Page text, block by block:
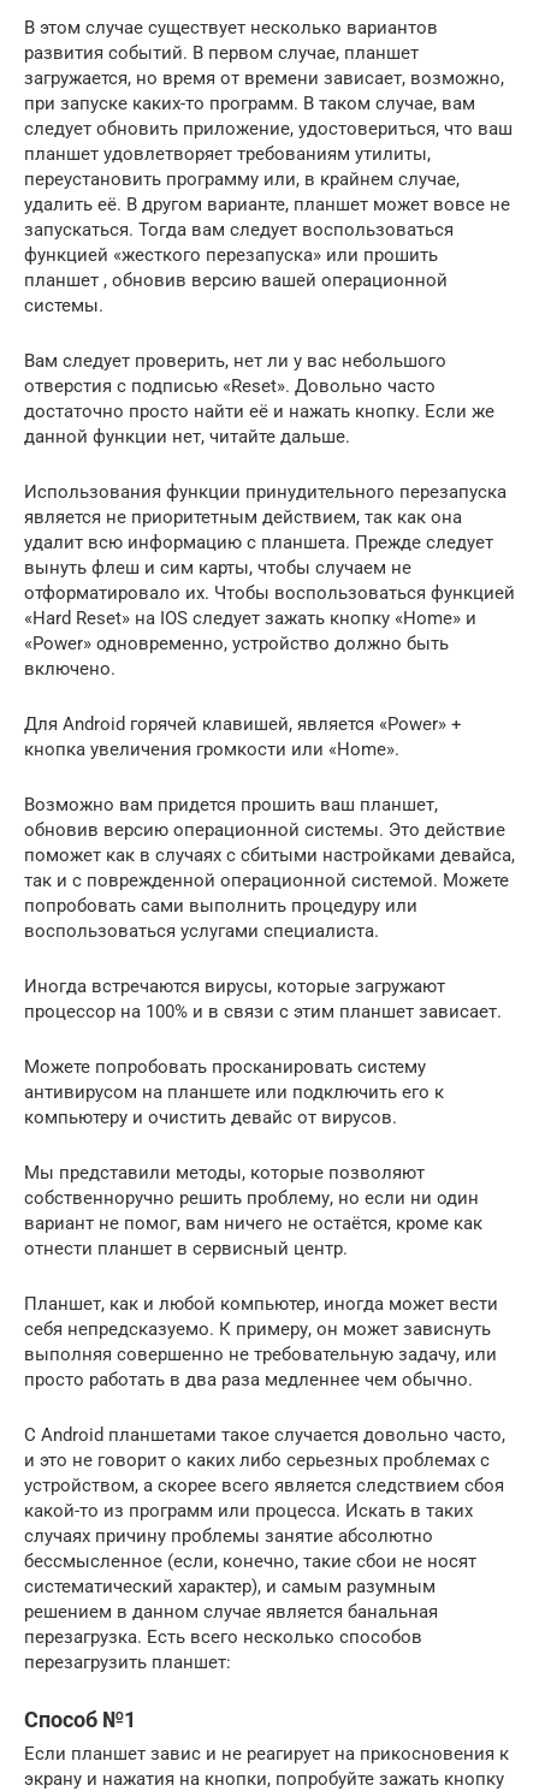
В этом случае существует несколько вариантов
развития событий. В первом случае, планшет
загружается, но время от времени зависает, возможно,
при запуске каких-то программ. В таком случае, вам
следует обновить приложение, удостовериться, что ваш
планшет удовлетворяет требованиям утилиты,
переустановить программу или, в крайнем случае,
удалить её. В другом варианте, планшет может вовсе не
запускаться. Тогда вам следует воспользоваться
функцией «жесткого перезапуска» или прошить
планшет , обновив версию вашей операционной
системы.
Вам следует проверить, нет ли у вас небольшого
отверстия с подписью «Reset». Довольно часто
достаточно просто найти её и нажать кнопку. Если же
данной функции нет, читайте дальше.
Использования функции принудительного перезапуска
является не приоритетным действием, так как она
удалит всю информацию с планшета. Прежде следует
вынуть флеш и сим карты, чтобы случаем не
отформатировало их. Чтобы воспользоваться функцией
«Hard Reset» на IOS следует зажать кнопку «Home» и
«Power» одновременно, устройство должно быть
включено.
Для Android горячей клавишей, является «Power» +
кнопка увеличения громкости или «Home».
Возможно вам придется прошить ваш планшет,
обновив версию операционной системы. Это действие
поможет как в случаях с сбитыми настройками девайса,
так и с поврежденной операционной системой. Можете
попробовать сами выполнить процедуру или
воспользоваться услугами специалиста.
Иногда встречаются вирусы, которые загружают
процессор на 100% и в связи с этим планшет зависает.
Можете попробовать просканировать систему
антивирусом на планшете или подключить его к
компьютеру и очистить девайс от вирусов.
Мы представили методы, которые позволяют
собственноручно решить проблему, но если ни один
вариант не помог, вам ничего не остаётся, кроме как
отнести планшет в сервисный центр.
Планшет, как и любой компьютер, иногда может вести
себя непредсказуемо. К примеру, он может зависнуть
выполняя совершенно не требовательную задачу, или
просто работать в два раза медленнее чем обычно.
С Android планшетами такое случается довольно часто,
и это не говорит о каких либо серьезных проблемах с
устройством, а скорее всего является следствием сбоя
какой-то из программ или процесса. Искать в таких
случаях причину проблемы занятие абсолютно
бессмысленное (если, конечно, такие сбои не носят
систематический характер), и самым разумным
решением в данном случае является банальная
перезагрузка. Есть всего несколько способов
перезагрузить планшет:
Способ №1
Если планшет завис и не реагирует на прикосновения к
экрану и нажатия на кнопки, попробуйте зажать кнопку